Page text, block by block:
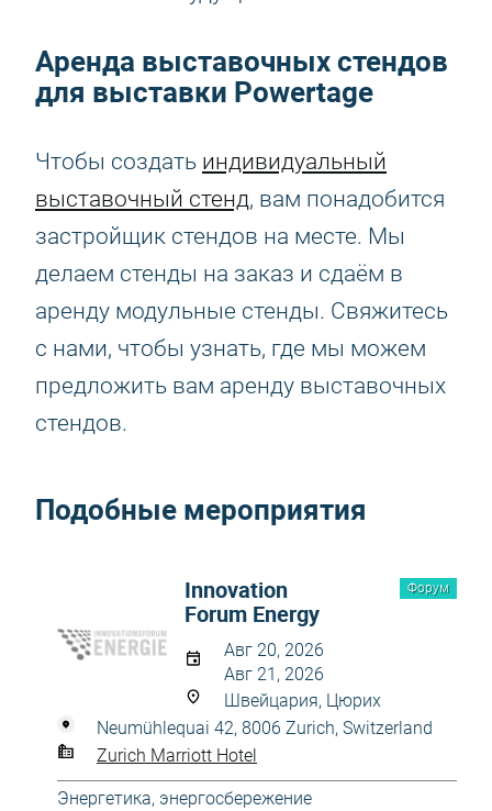
Аренда выставочных стендов
для выставки Powertage
Чтобы создать индивидуальный
выставочный стенд, вам понадобится
застройщик стендов на месте. Мы
делаем стенды на заказ и сдаём в
аренду модульные стенды. Свяжитесь
с нами, чтобы узнать, где мы можем
предложить вам аренду выставочных
стендов.
Подобные мероприятия
Форум
Innovation
Forum Energy
Авг 20, 2026
Авг 21, 2026
Швейцария, Цюрих
Neumühlequai 42, 8006 Zurich, Switzerland
Zurich Marriott Hotel
Энергетика, энергосбережение